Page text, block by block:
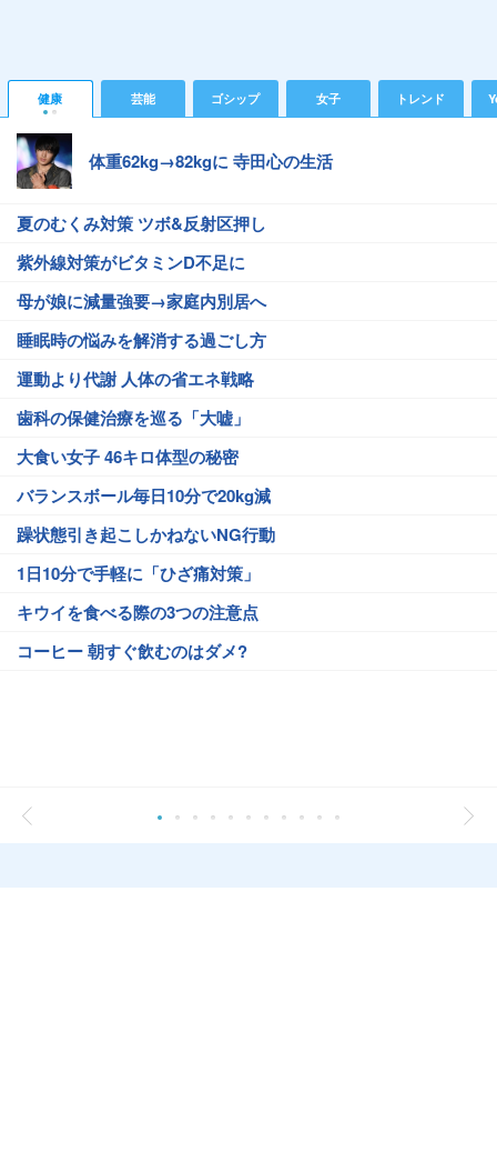
健康 芸能 ゴシップ 女子 トレンド
体重62kg→82kgに 寺田心の生活
夏のむくみ対策 ツボ&反射区押し
紫外線対策がビタミンD不足に
母が娘に減量強要→家庭内別居へ
睡眠時の悩みを解消する過ごし方
運動より代謝 人体の省エネ戦略
歯科の保健治療を巡る「大嘘」
大食い女子 46キロ体型の秘密
バランスボール毎日10分で20kg減
躁状態引き起こしかねないNG行動
1日10分で手軽に「ひざ痛対策」
キウイを食べる際の3つの注意点
コーヒー 朝すぐ飲むのはダメ?